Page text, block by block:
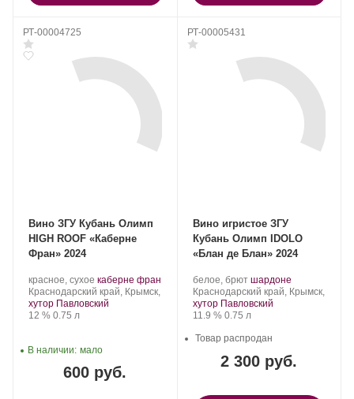
РТ-00004725
Вино ЗГУ Кубань Олимп
HIGH ROOF «Каберне
Фран» 2024
Производитель:
Olymp
Winery.
красное, сухое .
Сорт
винограда:
каберне фран
Регион:
Краснодарский край, Крымск,
хутор Павловский
Крепость
12 %. Объем
0.75 л
600 руб.
В наличии: мало
РТ-00005431
Вино игристое ЗГУ
Кубань Олимп IDOLO
«Блан де Блан» 2024
Производитель:
Olymp
Winery.
белое, брют .
Сорт
винограда:
шардоне.
Регион:
Краснодарский край, Крымск,
хутор Павловский
Крепость
11.9 %. Объем
0.75 л
2 300 руб.
Товар распродан